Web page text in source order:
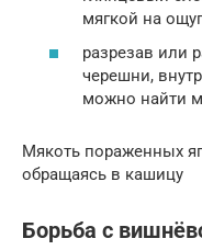
мягкой на
разрезав или
черешни,
можно найти
Мякоть пораженных
обращаясь в кашицу
Борьба с